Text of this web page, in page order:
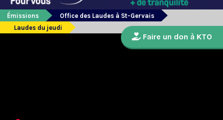
Émissions
Office des Laudes à St-Gervais
Laudes du jeudi
Faire un don à KTO